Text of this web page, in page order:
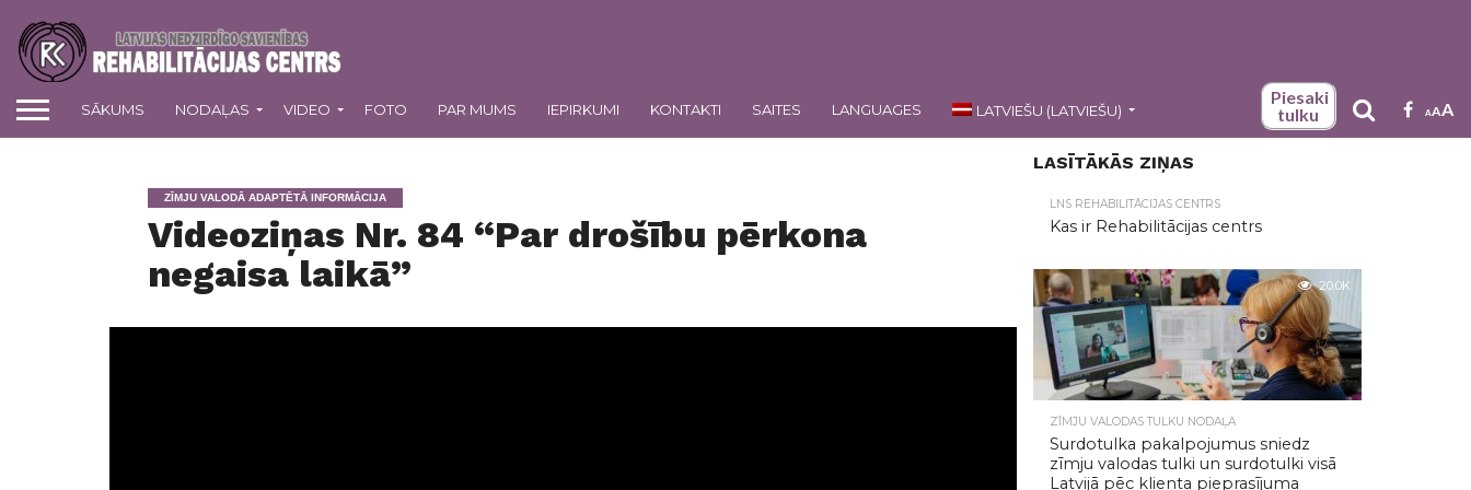
SĀKUMS NODAĻAS VIDEO FOTO PAR MUMS IEPIRKUMI KONTAKTI SAITES LANGUAGES LATVIEŠU (LATVIEŠU)
Piesaki
tulku
AAA
ZĪMJU VALODĀ ADAPTĒTĀ INFORMĀCIJA
Videoziņas Nr. 84 “Par drošību pērkona
negaisa laikā”
LASĪTĀKĀS ZIŅAS
LNS REHABILITĀCIJAS CENTRS
Kas ir Rehabilitācijas centrs
20.0K
ZĪMJU VALODAS TULKU NODAĻA
Surdotulka pakalpojumus sniedz
zīmju valodas tulki un surdotulki visā
Latvijā pēc klienta pieprasījuma